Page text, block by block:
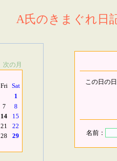
A氏のきまぐれ日
次の月
Fri Sat
1
7
8
14
15
21
22
28
29
この日の
名前：